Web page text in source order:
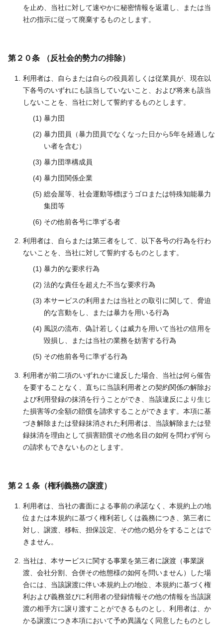
を止め、当社に対して速やかに秘密情報を返還し、または当
社の指示に従って廃棄するものとします。
第２０条 （反社会的勢力の排除）
利用者は、自らまたは自らの役員若しくは従業員が、現在以
下各号のいずれにも該当していないこと、および将来も該当
しないことを、当社に対して誓約するものとします。
暴力団
暴力団員（暴力団員でなくなった日から5年を経過しな
い者を含む）
暴力団準構成員
暴力団関係企業
総会屋等、社会運動等標ぼうゴロまたは特殊知能暴力
集団等
その他前各号に準ずる者
利用者は、自らまたは第三者をして、以下各号の行為を行わ
ないことを、当社に対して誓約するものとします。
暴力的な要求行為
法的な責任を超えた不当な要求行為
本サービスの利用または当社との取引に関して、脅迫
的な言動をし、または暴力を用いる行為
風説の流布、偽計若しくは威力を用いて当社の信用を
毀損し、または当社の業務を妨害する行為
その他前各号に準ずる行為
利用者が前二項のいずれかに違反した場合、当社は何ら催告
を要することなく、直ちに当該利用者との契約関係の解除お
よび利用登録の抹消を行うことができ、当該違反により生じ
た損害等の全額の賠償を請求することができます。本項に基
づき解除または登録抹消された利用者は、当該解除または登
録抹消を理由として損害賠償その他名目の如何を問わず何ら
の請求もできないものとします。
第２１条（権利義務の譲渡）
利用者は、当社の書面による事前の承諾なく、本規約上の地
位または本規約に基づく権利若しくは義務につき、第三者に
対し、譲渡、移転、担保設定、その他の処分をすることはで
きません。
当社は、本サービスに関する事業を第三者に譲渡（事業譲
渡、会社分割、合併その他態様の如何を問いません）した場
合には、当該譲渡に伴い本規約上の地位、本規約に基づく権
利および義務並びに利用者の登録情報その他の情報を当該譲
渡の相手方に譲り渡すことができるものとし、利用者は、か
かる譲渡につき本項において予め異議なく同意したものとし